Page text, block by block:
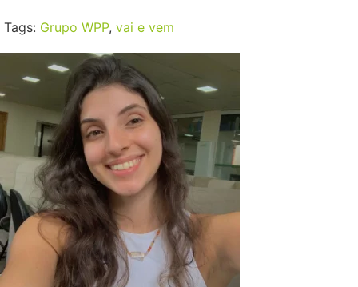
Tags: Grupo WPP, vai e vem